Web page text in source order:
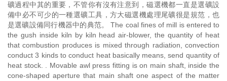
礦過程中其的重要，不管你有沒有注意到，磁選機都一直是選礦設
備中必不可少的一種選礦工具，方大磁選機處理尾礦很是規范，也
是選礦設備同行機器中的典范。 The coal fines of mill is entered to
the gush inside kiln by kiln head air-blower, the quantity of heat
that combustion produces is mixed through radiation, convection
conduct 3 kinds to conduct heat basically means, send quantity of
heat stock. . Movable awl press fitting is on main shaft, inside the
cone-shaped aperture that main shaft one aspect of the matter